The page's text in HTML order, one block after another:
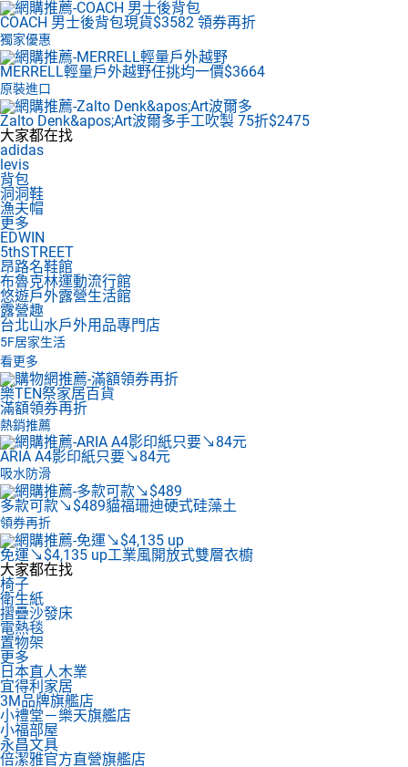
COACH 男士後背包現貨$3582 領券再折
獨家優惠
MERRELL輕量戶外越野任挑均一價$3664
原裝進口
Zalto Denk&apos;Art波爾多手工吹製 75折$2475
大家都在找
adidas
levis
背包
洞洞鞋
漁夫帽
更多
EDWIN
5thSTREET
昂路名鞋館
布魯克林運動流行館
悠遊戶外露營生活館
露營趣
台北山水戶外用品專門店
5F居家生活
看更多
樂TEN祭家居百貨
滿額領券再折
熱銷推薦
ARIA A4影印紙只要↘84元
吸水防滑
多款可款↘$489貓福珊迪硬式硅藻土
領券再折
免運↘$4,135 up工業風開放式雙層衣櫥
大家都在找
椅子
衛生紙
摺疊沙發床
電熱毯
置物架
更多
日本直人木業
宜得利家居
3M品牌旗艦店
小禮堂－樂天旗艦店
小福部屋
永昌文具
倍潔雅官方直營旗艦店